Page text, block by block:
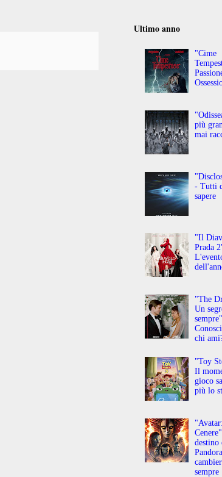
Ultimo anno
"Cime
più
mai
- Tutti
sapere
"Il
Prada
"The
Un
chi
"Toy
Il
gioco
più lo
destino
Pandora
sempre